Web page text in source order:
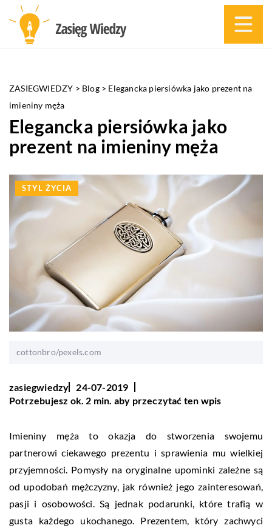
ZASIEGWIEDZY > Blog> Elegancka piersiówka jako prezent na
imieniny męża
Elegancka piersiówka jako
prezent na imieniny męża
cottonbro/pexels.com
STYL ŻYCIA
zasiegwiedzy
24-07-2019
Potrzebujesz ok. 2 min. aby przeczytać ten wpis
Imieniny męża to okazja do stworzenia swojemu
partnerowi ciekawego prezentu i sprawienia mu wielkiej
przyjemności. Pomysły na oryginalne upominki zależne są
od upodobań mężczyzny, jak również jego zainteresowań,
pasji i osobowości. Są jednak podarunki, które trafią w
gusta każdego ukochanego. Prezentem, który zachwyci